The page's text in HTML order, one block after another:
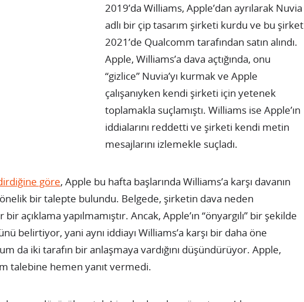
2019’da Williams, Apple’dan ayrılarak Nuvia
adlı bir çip tasarım şirketi kurdu ve bu şirket
2021’de Qualcomm tarafından satın alındı.
Apple, Williams’a dava açtığında, onu
“gizlice” Nuvia’yı kurmak ve Apple
çalışanıyken kendi şirketi için yetenek
toplamakla suçlamıştı. Williams ise Apple’ın
iddialarını reddetti ve şirketi kendi metin
mesajlarını izlemekle suçladı.
göre, Apple bu hafta başlarında Williams’a karşı davanın
bir talepte bulundu. Belgede, şirketin dava neden
açıklama yapılmamıştır. Ancak, Apple’ın “önyargılı” bir şekilde
belirtiyor, yani aynı iddiayı Williams’a karşı bir daha öne
da iki tarafın bir anlaşmaya vardığını düşündürüyor. Apple,
talebine hemen yanıt vermedi.